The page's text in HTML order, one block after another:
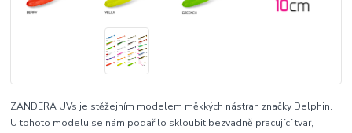
ZANDERA UVs je stěžejním modelem měkkých nástrah značky Delphin.
U tohoto modelu se nám podařilo skloubit bezvadně pracující tvar,